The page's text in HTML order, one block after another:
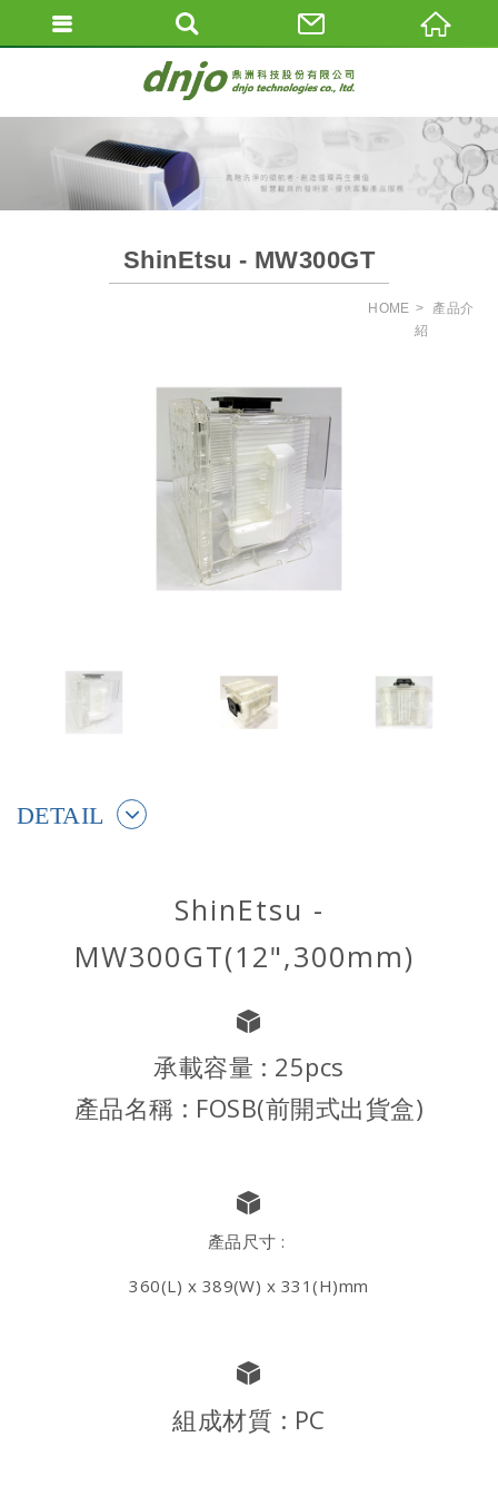
HOME
產品介
紹
ShinEtsu - MW300GT
DETAIL
ShinEtsu -
MW300GT(12",300mm)
承載容量 : 25pcs
產品名稱 : FOSB(前開式出貨盒)
產品尺寸 :
360(L) x 389(W) x 331(H)mm
組成材質 : PC